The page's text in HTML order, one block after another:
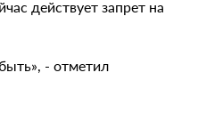
действует запрет на
- отметил